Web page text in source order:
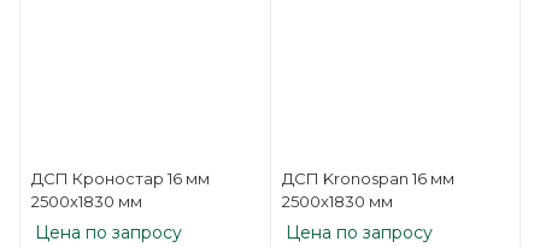
ДСП Кроностар 16 мм
2500х1830 мм
Цена по запросу
ДСП Kronospan 16 мм
2500х1830 мм
Цена по запросу